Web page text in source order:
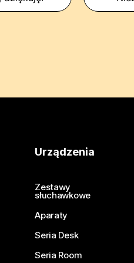
Urządzenia
Zestawy
słuchawkowe
Aparaty
Seria Desk
Seria Room